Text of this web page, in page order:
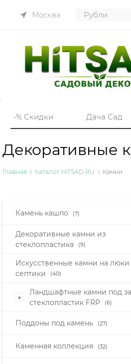
Москва
-% Скидки Дача Сад
Декоративные
Главная Каталог HiTSAD.RU Камни
Камень кашпо (7)
Декоративные камни из
стеклопластика
(9)
Искусственные камни на люки
септики
(40)
+
Ландшафтные камни под
стеклопластик FRP
(6)
Поддоны под камень (27)
Каменная коллекция (32)